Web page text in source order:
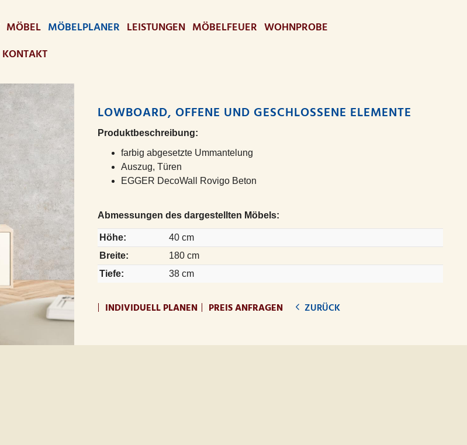
MÖBEL MÖBELPLANER LEISTUNGEN MÖBELFEUER WOHNPROBE
KONTAKT
LOWBOARD, OFFENE UND GESCHLOSSENE ELEMENTE
Produktbeschreibung:
farbig abgesetzte Ummantelung
Auszug, Türen
EGGER DecoWall Rovigo Beton
Abmessungen des dargestellten Möbels:
Höhe:
40 cm
Breite:
180 cm
Tiefe:
38 cm
INDIVIDUELL PLANEN PREIS ANFRAGEN ZURÜCK